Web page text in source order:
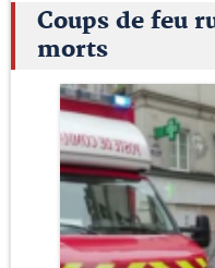
Coups de feu
morts